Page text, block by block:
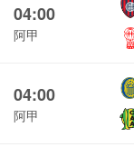
04:00
阿甲
04:00
阿甲